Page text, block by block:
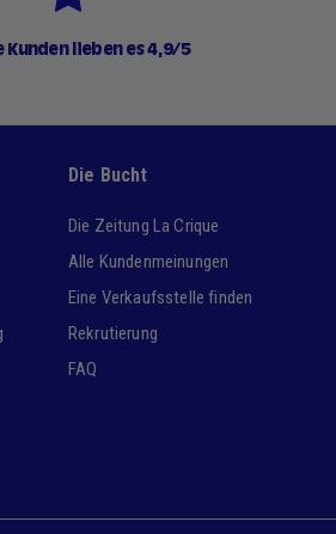
Kunden lieben es 4,9/5
Die Bucht
Die Zeitung La Crique
Alle Kundenmeinungen
Eine Verkaufsstelle finden
Rekrutierung
FAQ